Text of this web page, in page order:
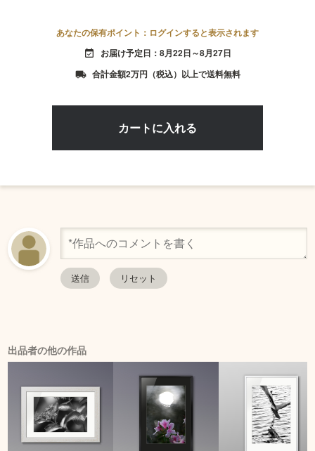
あなたの保有ポイント：ログインすると表示されます
event_available お届け予定日：8月22日～8月27日
local_shipping 合計金額2万円（税込）以上で送料無料
出品者の他の作品